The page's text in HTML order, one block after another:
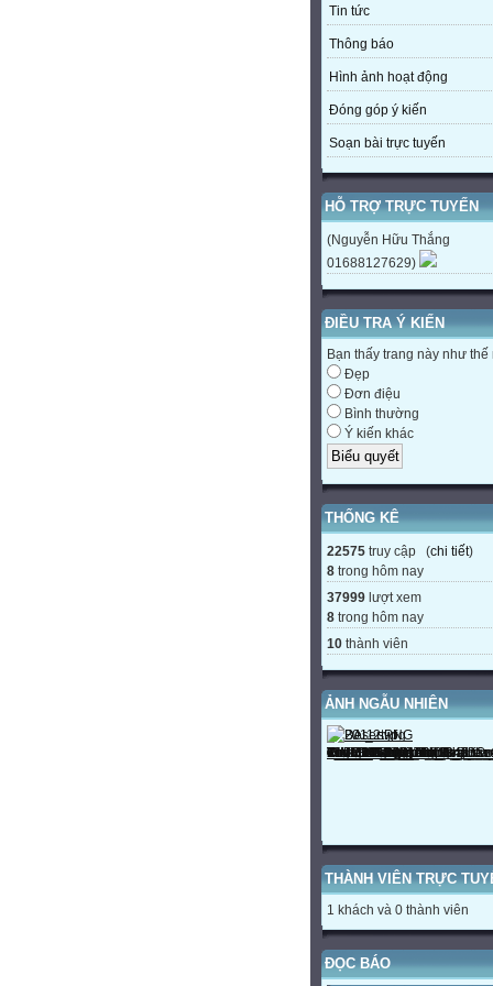
Tin tức
Thông báo
Hình ảnh hoạt động
Đóng góp ý kiến
Soạn bài trực tuyến
HỖ TRỢ TRỰC TUYẾN
(Nguyễn Hữu Thắng
01688127629)
ĐIỀU TRA Ý KIẾN
Bạn thấy trang này như thế
Đẹp
Đơn điệu
Bình thường
Ý kiến khác
THỐNG KÊ
22575 truy cập (chi tiết)
8 trong hôm nay
37999 lượt xem
8 trong hôm nay
10 thành viên
ẢNH NGẪU NHIÊN
THÀNH VIÊN TRỰC
1 khách và 0 thành viên
ĐỌC BÁO